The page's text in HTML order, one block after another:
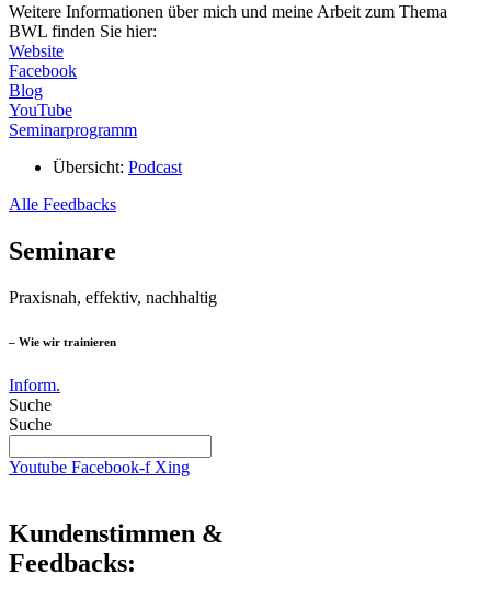
Weitere Informationen über mich und meine Arbeit zum Thema
BWL finden Sie hier:
Website
Facebook
Blog
YouTube
Seminarprogramm
Übersicht: Podcast
Alle Feedbacks
Seminare
Praxisnah, effektiv, nachhaltig
– Wie wir trainieren
Inform.
Suche
Suche
Youtube Facebook-f Xing
Kundenstimmen &
Feedbacks: